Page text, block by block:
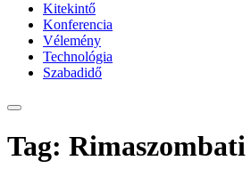
Kitekintő
Konferencia
Vélemény
Technológia
Szabadidő
Tag: